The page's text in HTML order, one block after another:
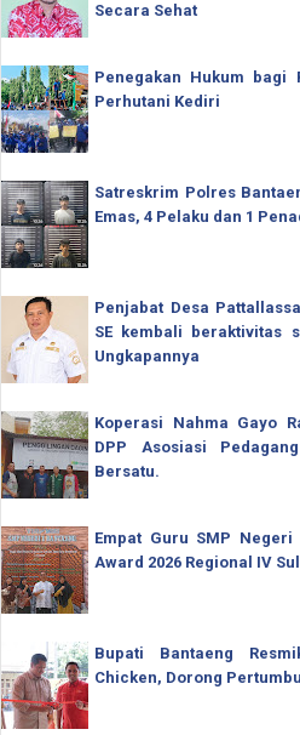
Secara Sehat
Penegakan Hukum bagi
Perhutani Kediri
Satreskrim Polres
Emas, 4 Pelaku dan 1
Penjabat Desa
SE kembali beraktivitas
Ungkapannya
Koperasi Nahma Gayo
DPP Asosiasi
Bersatu.
Empat Guru SMP
Award 2026 Regional IV
Bupati Bantaeng
Chicken, Dorong